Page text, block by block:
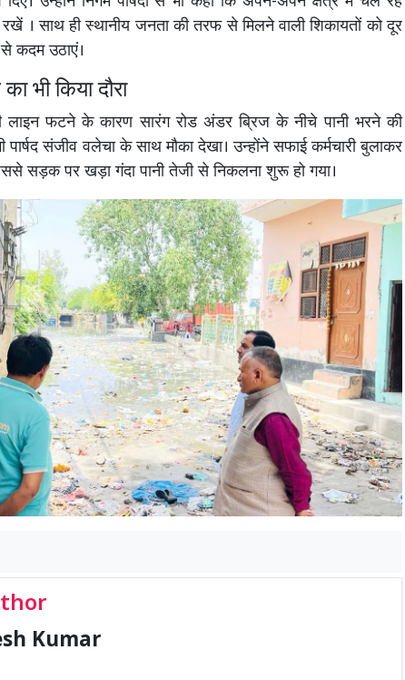
रखें । साथ ही स्थानीय जनता की तरफ से मिलने वाली शिकायतों को दूर
कदम उठाएं।
भी किया दौरा
लाइन फटने के कारण सारंग रोड अंडर ब्रिज के नीचे पानी भरने की
संजीव वलेचा के साथ मौका देखा। उन्होंने सफाई कर्मचारी बुलाकर
सड़क पर खड़ा गंदा पानी तेजी से निकलना शुरू हो गया।
Kumar